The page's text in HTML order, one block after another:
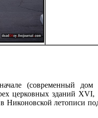
(современный
церковных зданий
летописи